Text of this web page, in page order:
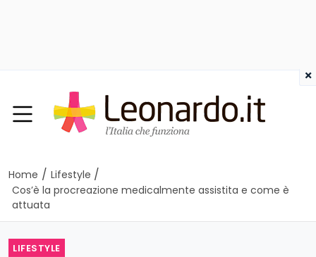
Home / Lifestyle /
Cos’è la procreazione medicalmente assistita e come è
attuata
LIFESTYLE
×